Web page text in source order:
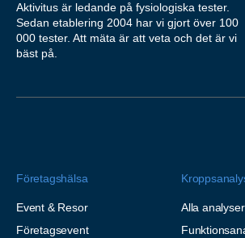
Aktivitus är ledande på fysiologiska tester.
Sedan etablering 2004 har vi gjort över 100
000 tester. Att mäta är att veta och det är vi
bäst på.
Företagshälsa
Event & Resor
Företagsevent
Alla analyser